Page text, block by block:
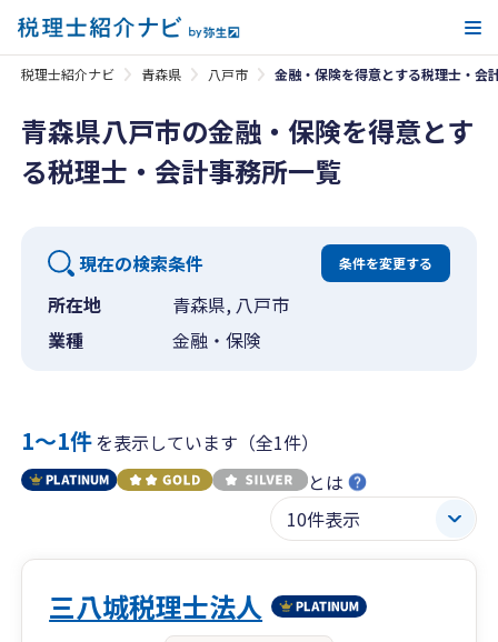
税理士紹介ナビ 青森県 八戸市 金融・保険を得意とする税理士・会
青森県八戸市の金融・保険を得意とす
る税理士・会計事務所一覧
現在の検索条件 条件を変更する
所在地
青森県, 八戸市
業種
金融・保険
1〜1件を表示しています（全1件）
とは
三八城税理士法人